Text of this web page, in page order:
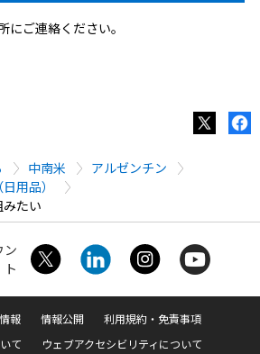
にご連絡ください。
中南米
アルゼンチン
用品）
たい
ン
ト
報 情報公開
利用規約・免責事項
て
ウェブアクセシビリティについて